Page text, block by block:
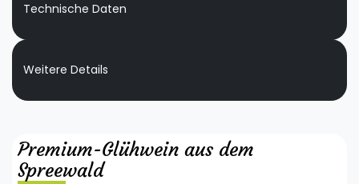
Technische Daten
Weitere Details
Premium-Glühwein aus dem
Spreewald